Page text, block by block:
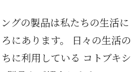
グの製品は私たちの生活に
にあります。
日々の生活の
に利用している コトブキシ